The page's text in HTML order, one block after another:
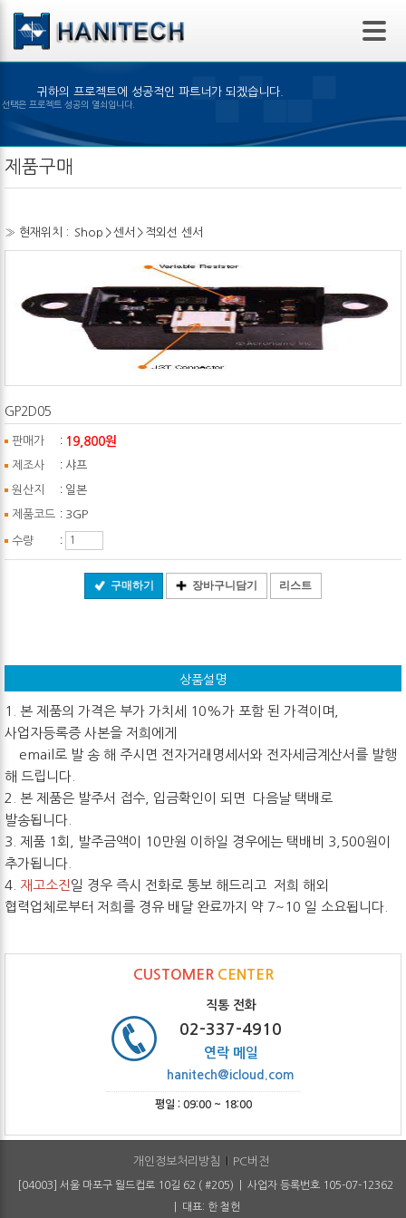
본문 바로가기
귀하의 프로젝트에 성공적인 파트너가 되겠습니다.
제품의 선택은 프로젝트 성공의 열쇠입니다.
제품구매
» 현재위치 : Shop >센서 > 적외선 센서
GP2D05
판매가 : 19,800원
제조사 : 샤프
원산지 : 일본
제품코드 : 3GP
수량 :
구매하기 장바구니담기 리스트
상품설명
1. 본 제품의 가격은 부가 가치세 10%가 포함 된 가격이며,
사업자등록증 사본을 저희에게
email로 발 송 해 주시면 전자거래명세서와 전자세금계산서를 발행
해 드립니다.
2. 본 제품은 발주서 접수, 입금확인이 되면 다음날 택배로
발송됩니다.
3. 제품 1회, 발주금액이 10만원 이하일 경우에는 택배비 3,500원이
추가됩니다.
4. 재고소진 일 경우 즉시 전화로 통보 해드리고 저희 해외
협력업체로부터 저희를 경유 배달 완료까지 약 7~10 일 소요됩니다.
CUSTOMER CENTER
직통 전화
02-337-4910
연락 메일
hanitech@icloud.com
평일 : 09:00 ~ 18:00
개인정보처리방침 PC버전
[04003] 서울 마포구 월드컵로 10길 62 ( #205) | 사업자 등록번호 105-07-12362
| 대표: 한 철헌